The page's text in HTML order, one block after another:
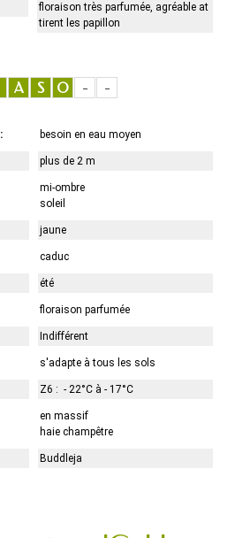
floraison très parfumée, agréable at
tirent les papillon
A S O - -
besoin en eau moyen
plus de 2 m
mi-ombre
soleil
jaune
caduc
été
floraison parfumée
Indifférent
s'adapte à tous les sols
Z6 : - 22°C à - 17°C
en massif
haie champêtre
Buddleja